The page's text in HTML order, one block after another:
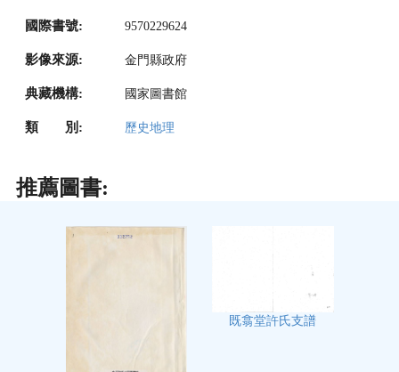
國際書號: 9570229624
影像來源: 金門縣政府
典藏機構: 國家圖書館
類 別: 歷史地理
推薦圖書:
既翕堂許氏支譜